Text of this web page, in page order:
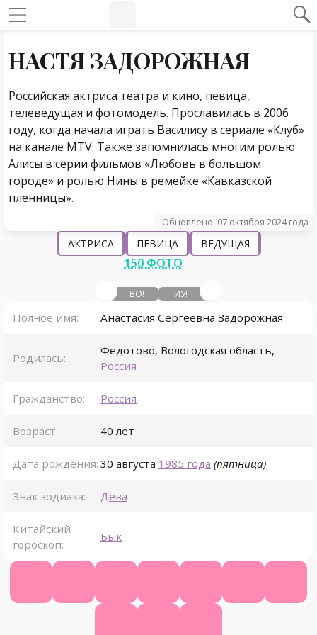
НАСТЯ ЗАДОРОЖНАЯ
Российская актриса театра и кино, певица,
телеведущая и фотомодель. Прославилась в 2006
году, когда начала играть Василису в сериале «Клуб»
на канале MTV. Также запомнилась многим ролью
Алисы в серии фильмов «Любовь в большом
городе» и ролью Нины в ремейке «Кавказской
пленницы».
Обновлено: 07 октября 2024 года
АКТРИСА ПЕВИЦА ВЕДУЩАЯ
150 ФОТО
ВО! ИУ!
Полное имя: Анастасия Сергеевна Задорожная
Родилась:
Федотово, Вологодская область,
Россия
Гражданство: Россия
Возраст: 40 лет
Дата рождения: 30 августа 1985 года (пятница)
Знак зодиака: Дева
Китайский
гороскоп:
Бык